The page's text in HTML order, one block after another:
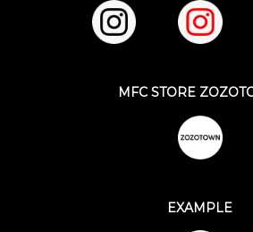
MFC STORE
EXAMPLE